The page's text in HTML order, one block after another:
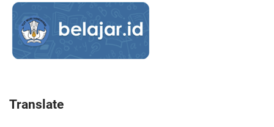
Translate